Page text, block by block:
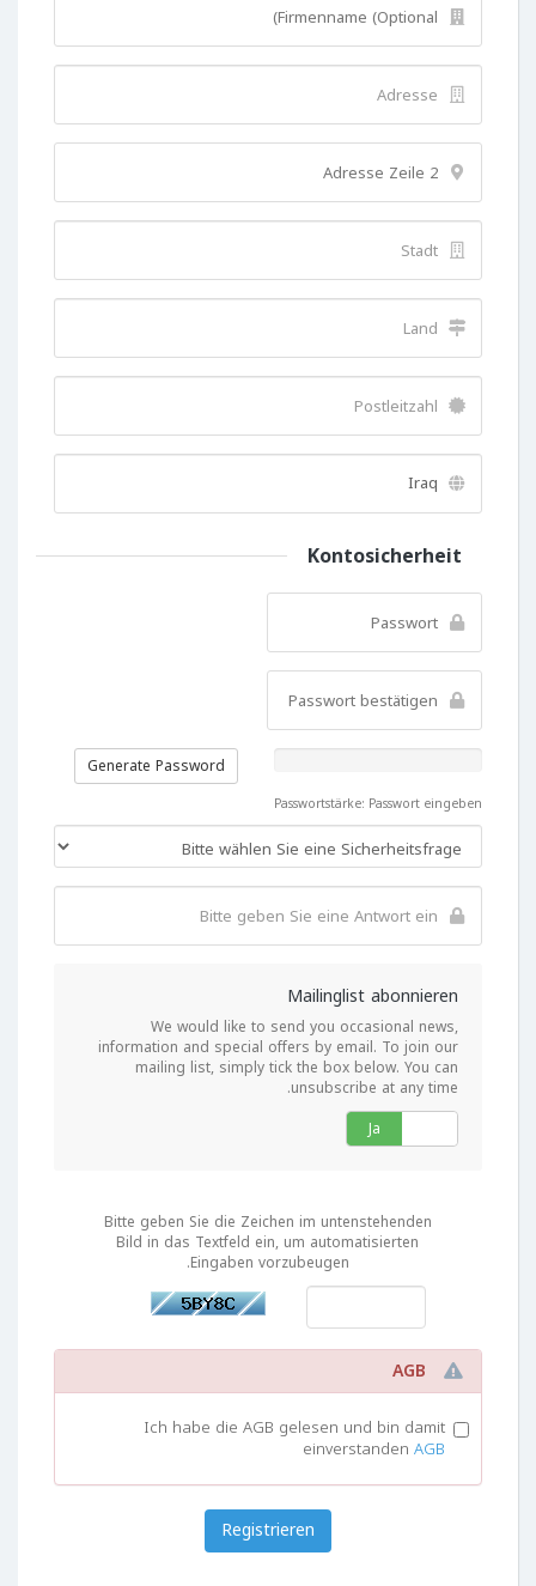
Kontosicherheit
Generate Password
Passwortstärke: Passwort eingeben
Mailinglist abonnieren
We would like to send you occasional news,
information and special offers by email. To join our
mailing list, simply tick the box below. You can
unsubscribe at any time.
Ja
Bitte geben Sie die Zeichen im untenstehenden
Bild in das Textfeld ein, um automatisierten
Eingaben vorzubeugen.
Ich habe die AGB gelesen und bin damit
einverstanden AGB